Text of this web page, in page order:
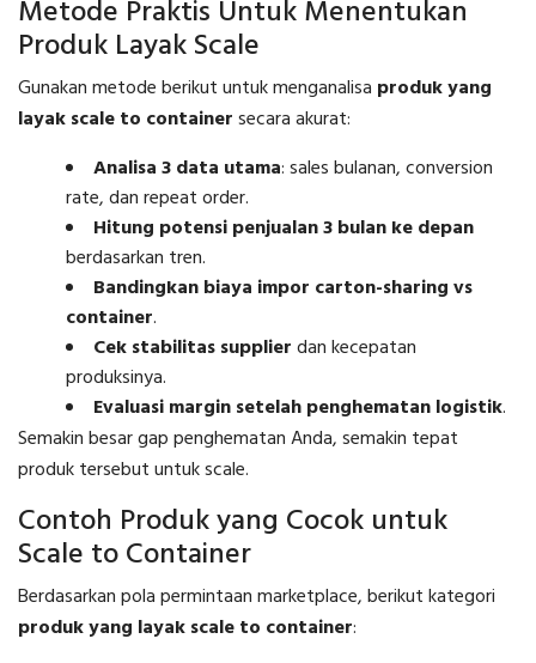
Metode Praktis Untuk Menentukan
Produk Layak Scale
Gunakan metode berikut untuk menganalisa produk yang
layak scale to containersecara akurat:
Analisa 3 data utama: sales bulanan, conversion
rate, dan repeat order.
Hitung potensi penjualan 3 bulan ke depan
berdasarkan tren.
Bandingkan biaya impor carton-sharing vs
container.
Cek stabilitas supplierdan kecepatan
produksinya.
Evaluasi margin setelah penghematan logistik.
Semakin besar gap penghematan Anda, semakin tepat
produk tersebut untuk scale.
Contoh Produk yang Cocok untuk
Scale to Container
Berdasarkan pola permintaan marketplace, berikut kategori
produk yang layak scale to container: